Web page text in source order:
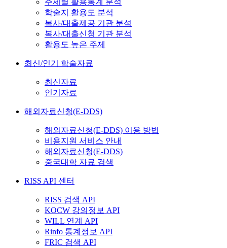
주제별 활용통계 분석
학술지 활용도 분석
복사/대출제공 기관 분석
복사/대출신청 기관 분석
활용도 높은 주제
최신/인기 학술자료
최신자료
인기자료
해외자료신청(E-DDS)
해외자료신청(E-DDS) 이용 방법
비용지원 서비스 안내
해외자료신청(E-DDS)
중국대학 자료 검색
RISS API 센터
RISS 검색 API
KOCW 강의정보 API
WILL 연계 API
Rinfo 통계정보 API
FRIC 검색 API